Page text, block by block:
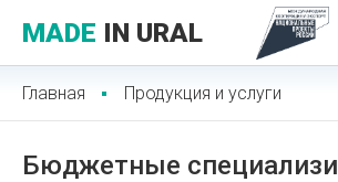
MADE IN URAL
Главная Продукция и услуги
Бюджетные